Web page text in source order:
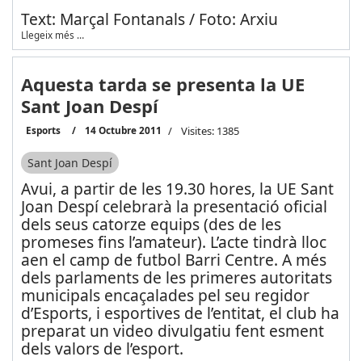
Text: Marçal Fontanals / Foto: Arxiu
Llegeix més …
Aquesta tarda se presenta la UE
Sant Joan Despí
Esports 14 Octubre 2011 Visites: 1385
Sant Joan Despí
Avui, a partir de les 19.30 hores, la UE Sant
Joan Despí celebrarà la presentació oficial
dels seus catorze equips (des de les
promeses fins l’amateur). L’acte tindrà lloc
aen el camp de futbol Barri Centre. A més
dels parlaments de les primeres autoritats
municipals encaçalades pel seu regidor
d’Esports, i esportives de l’entitat, el club ha
preparat un video divulgatiu fent esment
dels valors de l’esport.